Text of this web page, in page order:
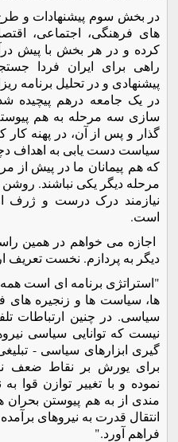
در بخش سوم پیشنهادات و طرح
های فرهنگی، اجتماعی،
کرده و در هر بخش با پیش
راهی برای ایران فردا
پیشنهادی و در تحلیل برنامه
در یک جامعه درهم پیچیده
سازی سه مرحله به هم
گذار و پس از آن، در پهنه کار
سیاست دست یابی به اهداف
که هم پیمانان ما در پیش از
مرحله دیگر یکی نباشند. روشن
نیازمند درک درست و ژرف
است.
اجازه می خواهم در همین
دیگر به پردازم. نخست تعریف
"استراتژی برنامه ای است همه
ها، سیاست ها و زنجیره های
سیاسی. در چنین ارتباطات
نیست که توانایی سیاسی
گیری ابزارهای سیاسی -
برای یورش بر نقاط ضعف
نموده و با تغییر توازن قوا
مندی از به هم پیوستن بحران
انتقال قدرت به نیروهای
فراهم آورد."